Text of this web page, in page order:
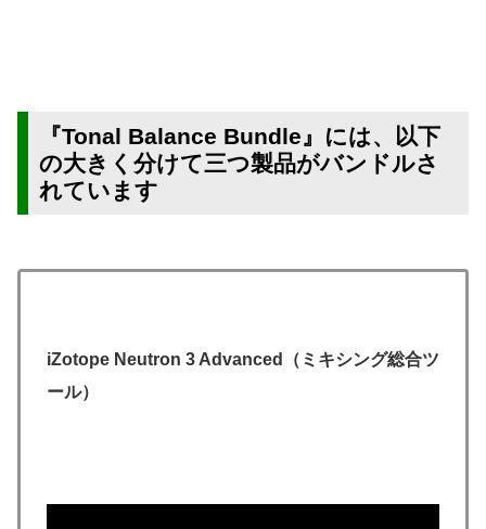
『Tonal Balance Bundle』には、以下
の大きく分けて三つ製品がバンドルさ
れています
iZotope Neutron 3 Advanced（ミキシング総合ツ
ール）